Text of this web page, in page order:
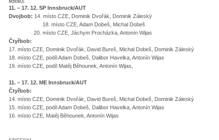
11. – 17. 12. SP Innsbruck/AUT
Dvojbob: 14. místo CZE, Dominik Dvořák, Dominik Záleský
18. místo CZE, Adam Dobeš, Michal Dobeš
20. místo CZE, Jáchym Procházka, Antonín Wijas
Čtyřbob:
17. místo CZE, Dominik Dvořák, David Bureš, Michal Dobeš, Dominik Záleský
18. místo CZE, podíl Adam Dobeš, Dalibor Havelka, Antonín Wijas
19. místo CZE, podíl Matěj Běhounek, Antonín Wijas,
11. – 17. 12. ME Innsbruck/AUT
Čtyřbob:
14. místo CZE, Dominik Dvořák, David Bureš, Michal Dobeš, Dominik
15. místo CZE, podíl Adam Dobeš, Dalibor Havelka, Antonín Wijas
16. místo CZE, Matěj Běhounek, Antonín Wijas